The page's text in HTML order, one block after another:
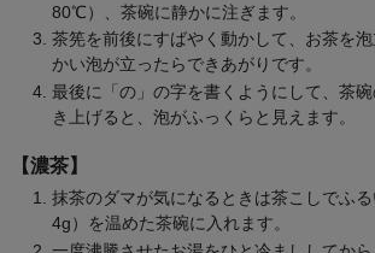
80℃）、茶碗に静かに注ぎます。
茶筅を前後にすばやく動かして、お茶を
かい泡が立ったらできあがりです。
最後に「の」の字を書くようにして、茶碗
き上げると、泡がふっくらと見えます。
【濃茶】
抹茶のダマが気になるときは茶こしでふ
4g）を温めた茶碗に入れます。